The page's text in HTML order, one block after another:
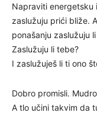
Napraviti energetsku
zaslužuju prići bliže.
ponašanju zaslužuju
Zaslužuju li tebe?
I zaslužuješ li ti ono
Dobro promisli.
A tlo učini takvim da